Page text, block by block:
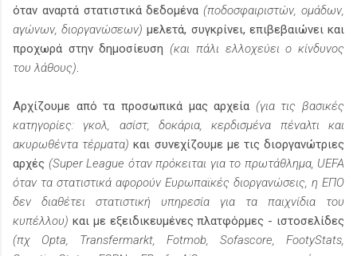
όταν αναρτά στατιστικά δεδομένα(ποδοσφαιριστών, ομάδων,
αγώνων, διοργανώσεων) μελετά, συγκρίνει, επιβεβαιώνει και
προχωρά στην δημοσίευση(και πάλι ελλοχεύει ο κίνδυνος
του λάθους).
Αρχίζουμε από τα προσωπικά μας αρχεία (για τις βασικές
κατηγορίες: γκολ, ασίστ, δοκάρια, κερδισμένα πέναλτι και
ακυρωθέντα τέρματα) και συνεχίζουμε με τις διοργανώτριες
αρχές (Super League όταν πρόκειται για το πρωτάθλημα, UEFA
όταν τα στατιστικά αφορούν Ευρωπαϊκές διοργανώσεις, η ΕΠΟ
δεν διαθέτει στατιστική υπηρεσία για τα παιχνίδια του
κυπέλλου) και με εξειδικευμένες πλατφόρμες - ιστοσελίδες
(πχ Opta, Transfermarkt, Fotmob, Sofascore, FootyStats,